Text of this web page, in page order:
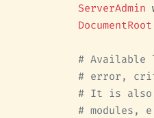
        ServerAdmin
        DocumentRoot
# Available
# error,
# It is
# modules,